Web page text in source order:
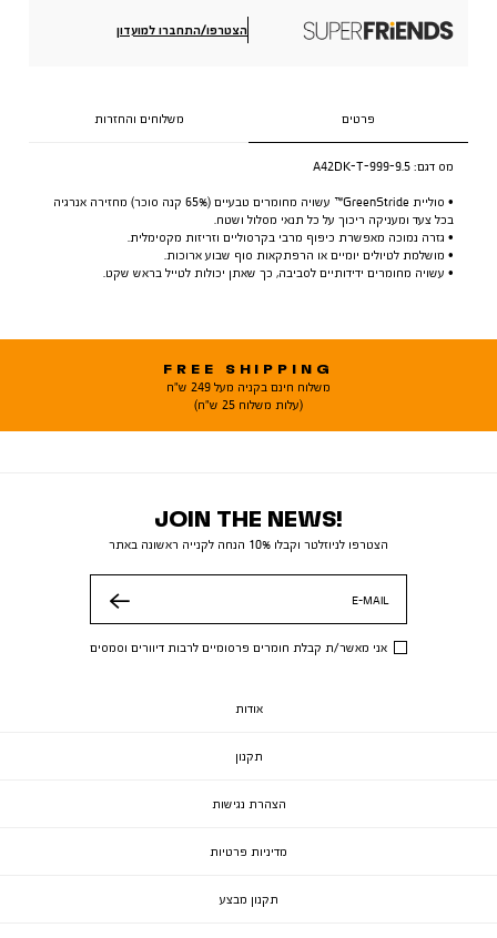
הצטרפו/התחברו למועדון
פרטים משלוחים והחזרות
מס דגם: A42DK-T-999-9.5
• סוליית GreenStride™ עשויה מחומרים טבעיים (65% קנה סוכר) מחזירה אנרגיה
בכל צעד ומעניקה ריכוך על כל תנאי מסלול ושטח.
• גזרה נמוכה מאפשרת כיפוף מרבי בקרסוליים וזריזות מקסימלית.
• מושלמת לטיולים יומיים או הרפתקאות סוף שבוע ארוכות.
• עשויה מחומרים ידידותיים לסביבה, כך שאתן יכולות לטייל בראש שקט.
FREE SHIPPING
משלוח חינם בקניה מעל 249 ש"ח
(עלות משלוח 25 ש"ח)
JOIN THE NEWS!
הצטרפו לניוזלטר וקבלו 10% הנחה לקנייה ראשונה באתר
E-MAIL
אני מאשר/ת קבלת חומרים פרסומיים לרבות דיוורים וסמסים
אודות
תקנון
הצהרת נגישות
מדיניות פרטיות
תקנון מבצע